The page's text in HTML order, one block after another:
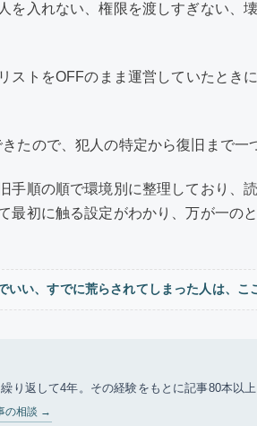
を入れない、権限を渡しすぎない、
ストをOFFのまま運営していたとき
たので、犯人の特定から復旧まで一
手順の順で環境別に整理しており、
最初に触る設定がわかり、万が一の
いい、すでに荒らされてしまった人は、こ
り返して4年。その経験をもとに記事80本以上
の相談 →